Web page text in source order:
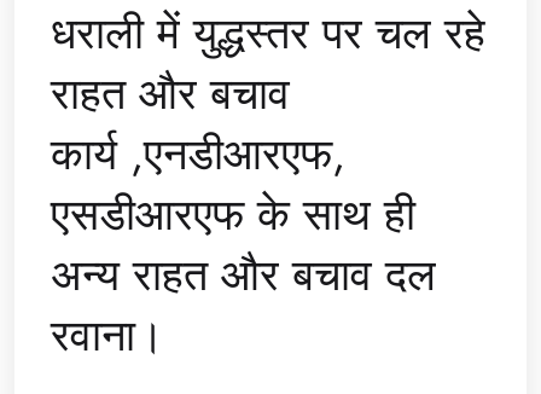
धराली में युद्धस्तर पर चल रहे
राहत और बचाव
कार्य ,एनडीआरएफ,
एसडीआरएफ के साथ ही
अन्य राहत और बचाव दल
रवाना।